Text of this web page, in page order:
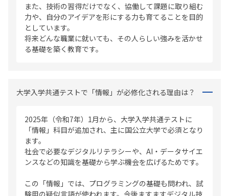
また、技術の習得だけでなく、協働して課題に取り組む
力や、自分のアイデアを形にする力も育てることを目的
としています。
将来どんな職業に就いても、その人らしい強みを活かせ
る基礎を築く教育です。
大学入学共通テストで「情報」が必修化される理由は？
2025年（令和7年）1月から、大学入学共通テストに
「情報」科目が追加され、主に国公立大学で必須となり
ます。
社会で必要なデジタルリテラシーや、AI・データサイエ
ンスなどの知識を基礎から学ぶ機会を広げるためです。
この「情報」では、プログラミングの基礎も問われ、試
験用の疑似言語が使われます。今後ますますデジタル技